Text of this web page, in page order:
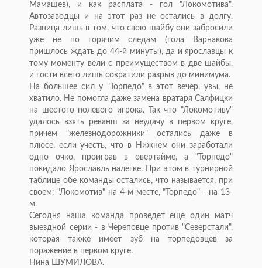
Мамашев), и как расплата - гол "Локомотива".
Автозаводцы и на этот раз не остались в долгу.
Разница лишь в том, что свою шайбу они забросили
уже не по горячим следам (гола Варнакова
пришлось ждать до 44-й минуты), да и ярославцы к
тому моменту вели с преимуществом в две шайбы,
и гости всего лишь сократили разрыв до минимума.
На большее сил у "Торпедо" в этот вечер, увы, не
хватило. Не помогла даже замена вратаря Салфицки
на шестого полевого игрока. Так что "Локомотиву"
удалось взять реванш за неудачу в первом круге,
причем "железнодорожники" остались даже в
плюсе, если учесть, что в Нижнем они заработали
одно очко, проиграв в овертайме, а "Торпедо"
покидало Ярославль налегке. При этом в турнирной
таблице обе команды остались, что называется, при
своем: "Локомотив" на 4-м месте, "Торпедо" - на 13-
м.
Сегодня наша команда проведет еще один матч
выездной серии - в Череповце против "Северстали",
которая также имеет зуб на торпедовцев за
поражение в первом круге.
Нина ШУМИЛОВА.